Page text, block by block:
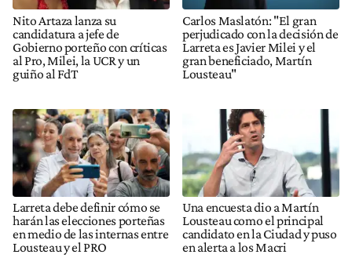
Nito Artaza lanza su
candidatura a jefe de
Gobierno porteño con críticas
al Pro, Milei, la UCR y un
guiño al FdT
Carlos Maslatón: "El gran
perjudicado con la decisión de
Larreta es Javier Milei y el
gran beneficiado, Martín
Lousteau"
Larreta debe definir cómo se
harán las elecciones porteñas
en medio de las internas entre
Lousteau y el PRO
Una encuesta dio a Martín
Lousteau como el principal
candidato en la Ciudad y puso
en alerta a los Macri